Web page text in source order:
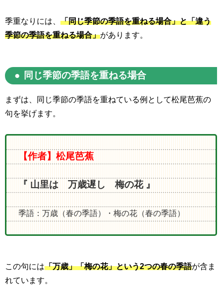
季重なりには、 「同じ季節の季語を重ねる場合」と「違う
季節の季語を重ねる場合」があります。
同じ季節の季語を重ねる場合
まずは、同じ季節の季語を重ねている例として松尾芭蕉の
句を挙げます。
【作者】松尾芭蕉
『 山里は 万歳遅し 梅の花 』
季語：万歳（春の季語）・梅の花（春の季語）
この句には「万歳」「梅の花」という2つの春の季語が含ま
れています。